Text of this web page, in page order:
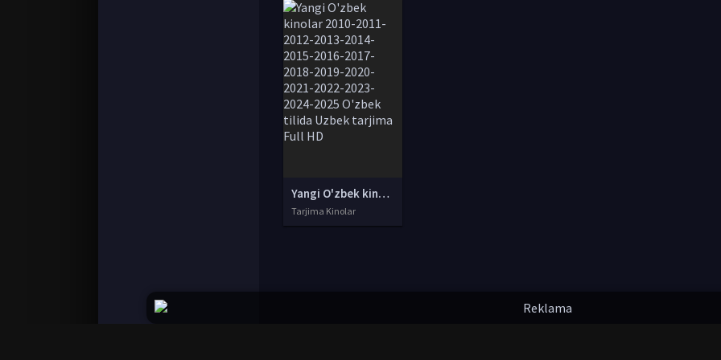
Yangi O'zbek kinolar 2010-2011-2012-2013-2014-2015-2016-2017-2018-2019-2020-2021-2022-2023-2024-2025 O'zbek tilida Uzbek tarjima Full HD
Tarjima Kinolar